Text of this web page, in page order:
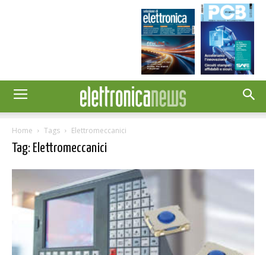
Home Tags Elettromeccanici
Tag: Elettromeccanici